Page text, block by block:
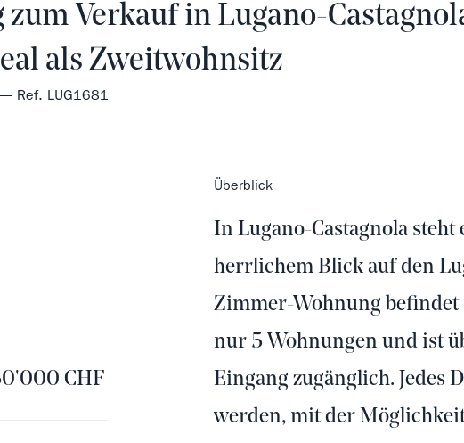
zum Verkauf in Lugano-
als Zweitwohnsitz
Ref. LUG1681
CHF
Überblick
In Lugano-Castagnola
herrlichem Blick auf den
Zimmer-Wohnung
nur 5 Wohnungen und ist
Eingang zugänglich. Jedes
werden, mit der